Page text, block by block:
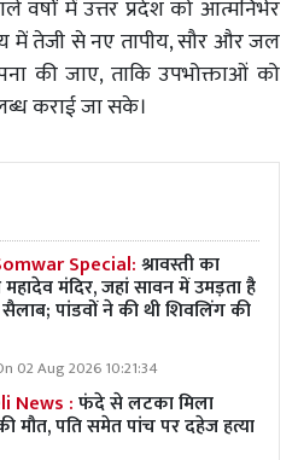
में उत्तर प्रदेश को आत्मनिर्भर
में तेजी से नए तापीय, सौर और जल
की जाए, ताकि उपभोक्ताओं को
कराई जा सके।
Special:श्रावस्ती का
महादेव मंदिर, जहां सावन में उमड़ता है
पांडवों ने की थी शिवलिंग की
02 Aug 2026 10:21:34
News :फंदे से लटका मिला
मौत, पति समेत पांच पर दहेज हत्या